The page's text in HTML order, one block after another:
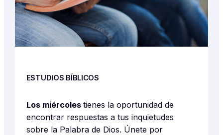
ESTUDIOS BÍBLICOS
Los miércoles tienes la oportunidad de
encontrar respuestas a tus inquietudes
sobre la Palabra de Dios. Únete por